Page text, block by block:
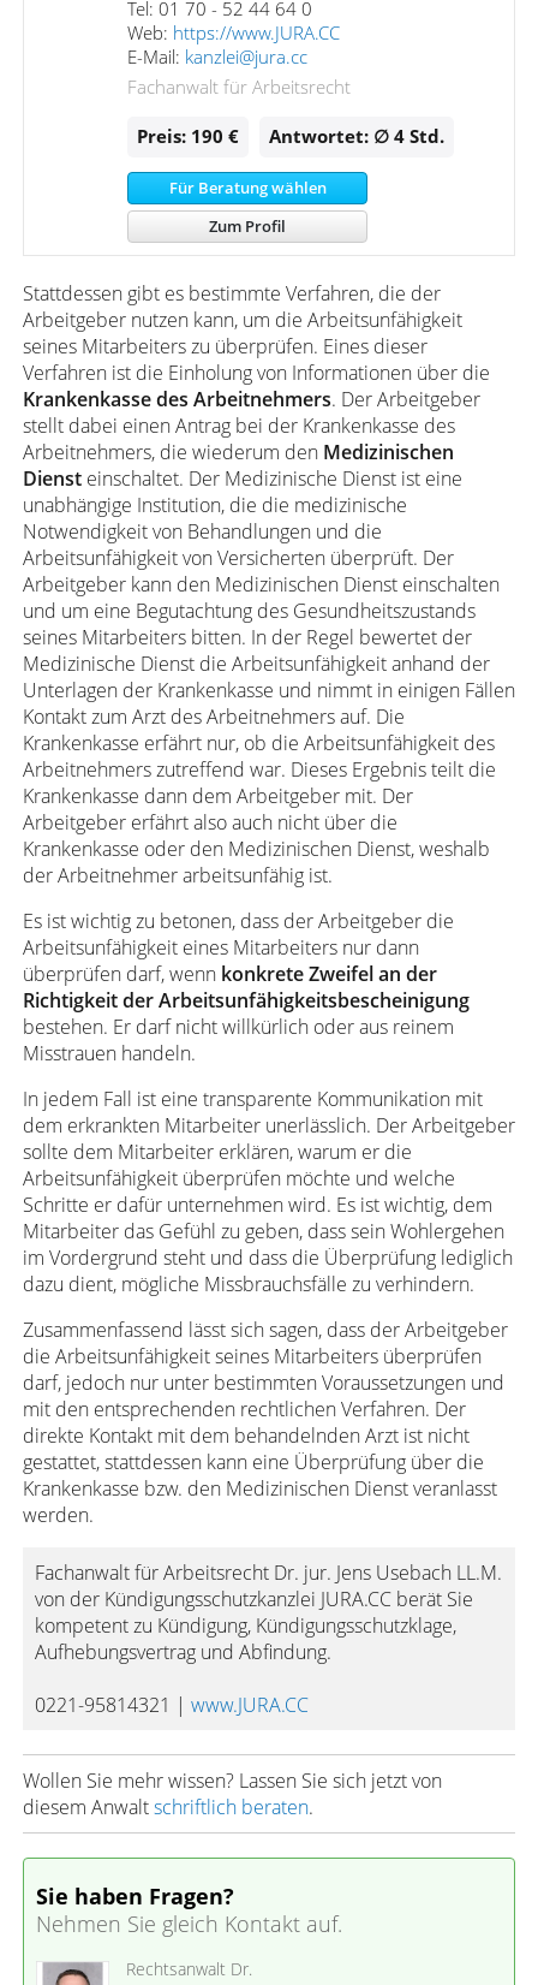
Tel: 01 70 - 52 44 64 0
Web: https://www.JURA.CC
E-Mail: kanzlei@jura.cc
Fachanwalt für Arbeitsrecht
Preis: 190 € Antwortet: ∅ 4Std.
Für Beratung wählen
Zum Profil
Stattdessen gibt es bestimmte Verfahren, die der
Arbeitgeber nutzen kann, um die Arbeitsunfähigkeit
seines Mitarbeiters zu überprüfen. Eines dieser
Verfahren ist die Einholung von Informationen über die
Krankenkasse des Arbeitnehmers. Der Arbeitgeber
stellt dabei einen Antrag bei der Krankenkasse des
Arbeitnehmers, die wiederum den Medizinischen
Diensteinschaltet. Der Medizinische Dienst ist eine
unabhängige Institution, die die medizinische
Notwendigkeit von Behandlungen und die
Arbeitsunfähigkeit von Versicherten überprüft. Der
Arbeitgeber kann den Medizinischen Dienst einschalten
und um eine Begutachtung des Gesundheitszustands
seines Mitarbeiters bitten. In der Regel bewertet der
Medizinische Dienst die Arbeitsunfähigkeit anhand der
Unterlagen der Krankenkasse und nimmt in einigen Fällen
Kontakt zum Arzt des Arbeitnehmers auf. Die
Krankenkasse erfährt nur, ob die Arbeitsunfähigkeit des
Arbeitnehmers zutreffend war. Dieses Ergebnis teilt die
Krankenkasse dann dem Arbeitgeber mit. Der
Arbeitgeber erfährt also auch nicht über die
Krankenkasse oder den Medizinischen Dienst, weshalb
der Arbeitnehmer arbeitsunfähig ist.
Es ist wichtig zu betonen, dass der Arbeitgeber die
Arbeitsunfähigkeit eines Mitarbeiters nur dann
überprüfen darf, wenn konkrete Zweifel an der
Richtigkeit der Arbeitsunfähigkeitsbescheinigung
bestehen. Er darf nicht willkürlich oder aus reinem
Misstrauen handeln.
In jedem Fall ist eine transparente Kommunikation mit
dem erkrankten Mitarbeiter unerlässlich. Der Arbeitgeber
sollte dem Mitarbeiter erklären, warum er die
Arbeitsunfähigkeit überprüfen möchte und welche
Schritte er dafür unternehmen wird. Es ist wichtig, dem
Mitarbeiter das Gefühl zu geben, dass sein Wohlergehen
im Vordergrund steht und dass die Überprüfung lediglich
dazu dient, mögliche Missbrauchsfälle zu verhindern.
Zusammenfassend lässt sich sagen, dass der Arbeitgeber
die Arbeitsunfähigkeit seines Mitarbeiters überprüfen
darf, jedoch nur unter bestimmten Voraussetzungen und
mit den entsprechenden rechtlichen Verfahren. Der
direkte Kontakt mit dem behandelnden Arzt ist nicht
gestattet, stattdessen kann eine Überprüfung über die
Krankenkasse bzw. den Medizinischen Dienst veranlasst
werden.
Fachanwalt für Arbeitsrecht Dr. jur. Jens Usebach LL.M.
von der Kündigungsschutzkanzlei JURA.CC berät Sie
kompetent zu Kündigung, Kündigungsschutzklage,
Aufhebungsvertrag und Abfindung.
0221-95814321 | www.JURA.CC
Wollen Sie mehr wissen? Lassen Sie sich jetzt von
diesem Anwaltschriftlich beraten.
Sie haben Fragen?
Nehmen Sie gleich Kontakt auf.
Rechtsanwalt Dr.